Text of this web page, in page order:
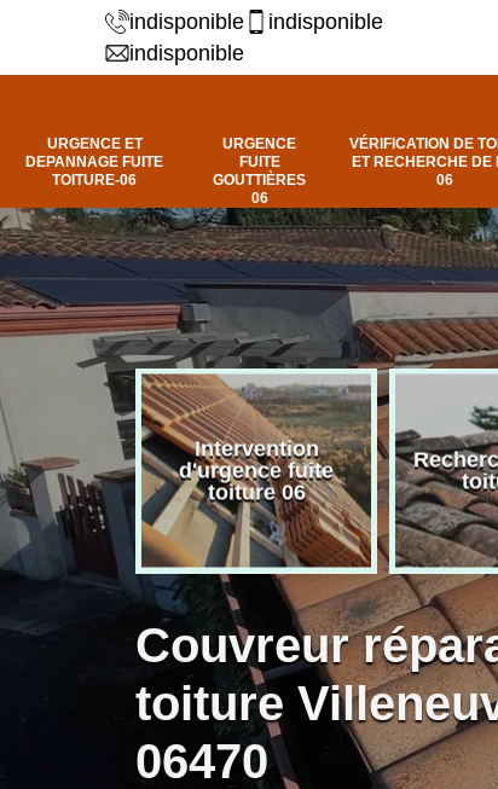
indisponible
indisponible
indisponible
URGENCE ET
DEPANNAGE FUITE
TOITURE-06
URGENCE
FUITE
GOUTTIÈRES
06
VÉRIFICATION DE
ET RECHERCHE DE
06
de
06
Intervention
d'urgence fuite
toiture 06
Couvreur
toiture
06470